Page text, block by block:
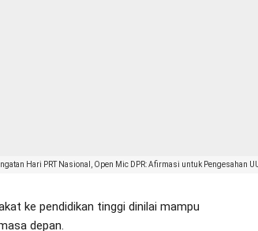
Hari PRT Nasional, Open Mic DPR: Afirmasi untuk
ke pendidikan tinggi dinilai mampu
depan.